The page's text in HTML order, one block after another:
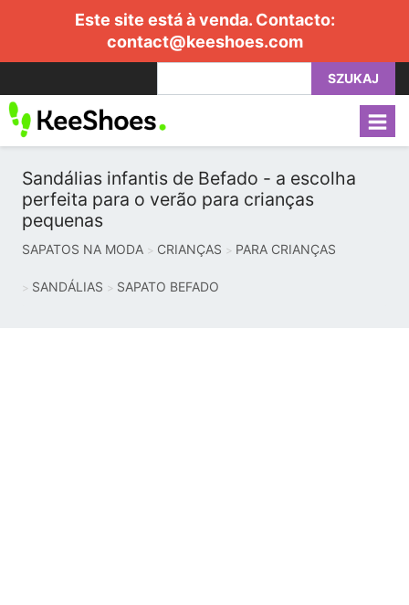
Este site está à venda. Contacto:
contact@keeshoes.com
SZUKAJ
Sandálias infantis de Befado - a escolha
perfeita para o verão para crianças
pequenas
SAPATOS NA MODA CRIANÇAS PARA CRIANÇAS
SANDÁLIAS SAPATO BEFADO